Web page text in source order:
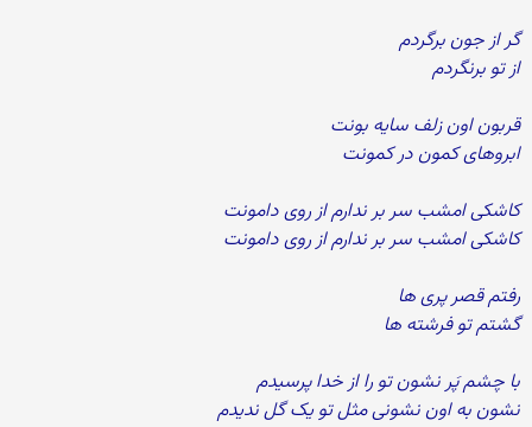
گر از جون برگردم
از تو برنگردم
قربون اون زلف سایه بونت
ابروهای کمون در کمونت
کاشکی امشب سر بر ندارم از روی دامونت
کاشکی امشب سر بر ندارم از روی دامونت
رفتم قصر پری ها
گشتم تو فرشته ها
با چشم پَر نشون تو را از خدا پرسیدم
نشون به اون نشونی مثل تو یک گل ندیدم